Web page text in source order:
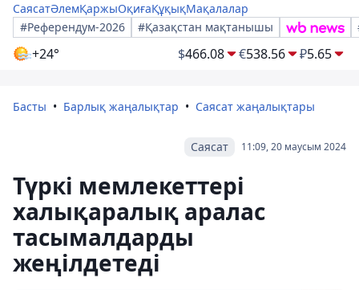
СаясатӘлемҚаржыОқиғаҚұқықМақалалар
#Референдум-2026
#Қазақстан мақтанышы
+24° $466.08 €538.56 ₽5.65
Басты Барлық жаңалықтар Саясат жаңалықтары
11:09, 20 маусым 2024
Саясат
Түркі мемлекеттері
халықаралық аралас
тасымалдарды
жеңілдетеді